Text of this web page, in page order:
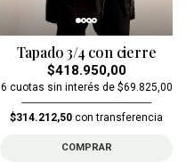
Tapado 3/4 con cierre
$418.950,00
6 cuotas sin interés de $69.825,00
$314.212,50 con transferencia
COMPRAR